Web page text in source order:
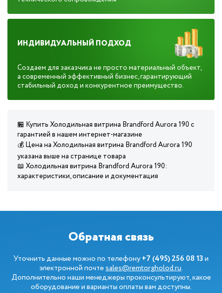
ИНДИВИДУАЛЬНЫЙ ПОДХОД
Создаем для заказчика не просто материальный объект,
а современный эффективный бизнес, гарантирующий
стабильный доход и конкурентное преимущество.
🏪 Купить Холодильная витрина Brandford Aurora 190 с
гарантией в нашем интернет-магазине
💰 Цена на Холодильная витрина Brandford Aurora 190
указана выше на странице товара
📖 Холодильная витрина Brandford Aurora 190:
характеристики, описание и документация
Обратная связь
Уточнить данные можно по телефону+7 (495) 256 08 13и
электронной почтеsales@remtorgholod.ru.
Дополнительно наши менеджеры проконсультируют, какое
оборудование и варианты оплаты вам доступны.